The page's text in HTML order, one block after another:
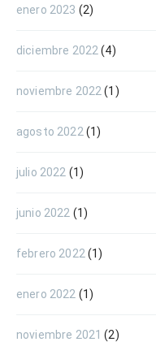
enero 2023 (2)
diciembre 2022 (4)
noviembre 2022 (1)
agosto 2022 (1)
julio 2022 (1)
junio 2022 (1)
febrero 2022 (1)
enero 2022 (1)
noviembre 2021 (2)